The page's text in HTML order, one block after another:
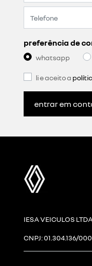
preferência de
whatsapp
li e aceito a
entrar em
IESA VEICULOS LTDA
CNPJ: 01.304.136/